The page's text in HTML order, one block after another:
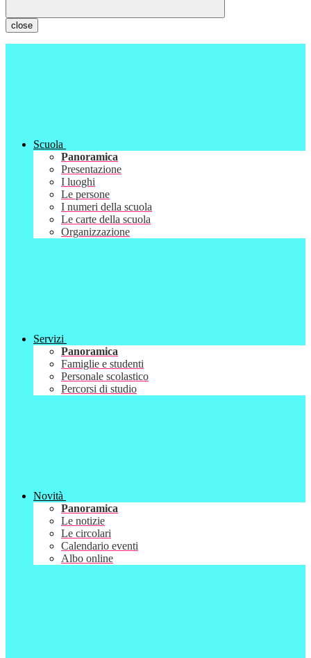
close
Scuola
Panoramica
Presentazione
I luoghi
Le persone
I numeri della scuola
Le carte della scuola
Organizzazione
Servizi
Panoramica
Famiglie e studenti
Personale scolastico
Percorsi di studio
Novità
Panoramica
Le notizie
Le circolari
Calendario eventi
Albo online